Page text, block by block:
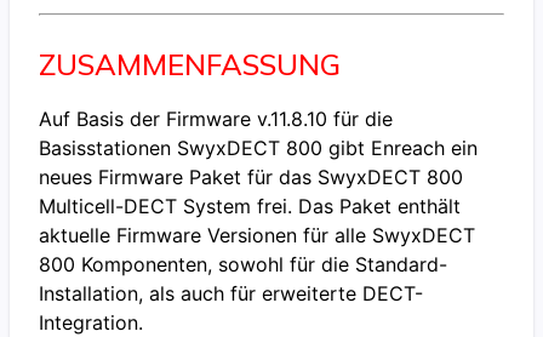
ZUSAMMENFASSUNG
Auf Basis der Firmware v.11.8.10 für die
Basisstationen SwyxDECT 800 gibt Enreach ein
neues Firmware Paket für das SwyxDECT 800
Multicell-DECT System frei. Das Paket enthält
aktuelle Firmware Versionen für alle SwyxDECT
800 Komponenten, sowohl für die Standard-
Installation, als auch für erweiterte DECT-
Integration.